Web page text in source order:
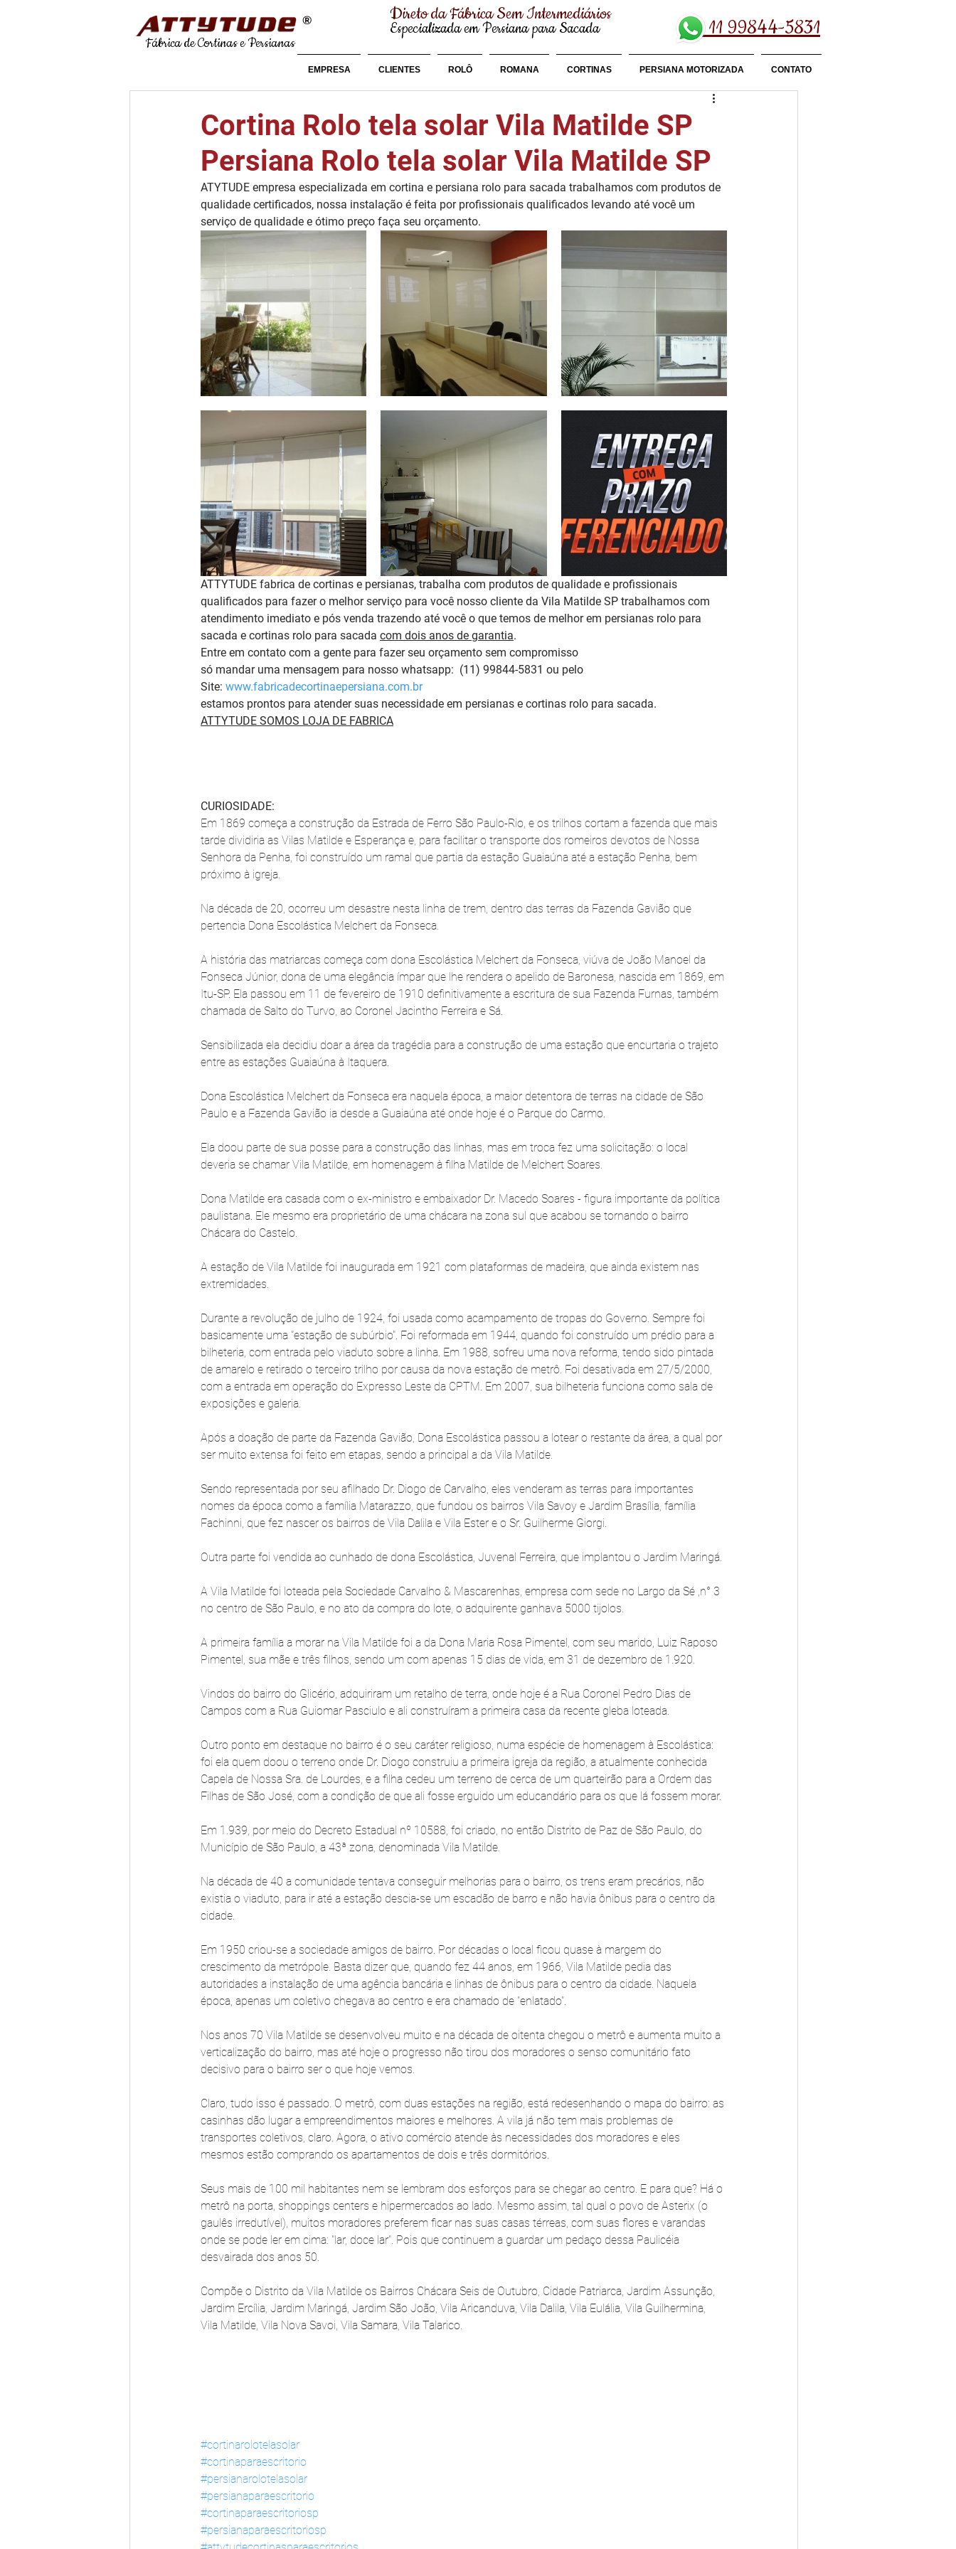
Fábrica de Cortinas e Persianas
® Direto da Fábrica Sem Intermediários
Especializada em Persiana para Sacada 11 99844-5831
EMPRESA CLIENTES ROLÔ ROMANA CORTINAS PERSIANA MOTORIZADA CONTATO
Cortina Rolo tela solar Vila Matilde SP
Persiana Rolo tela solar Vila Matilde SP
ATYTUDE empresa especializada em cortina e persiana rolo para sacada trabalhamos com produtos de
qualidade certificados, nossa instalação é feita por profissionais qualificados levando até você um
serviço de qualidade e ótimo preço faça seu orçamento.
ATTYTUDE fabrica de cortinas e persianas, trabalha com produtos de qualidade e profissionais
qualificados para fazer o melhor serviço para você nosso cliente da Vila Matilde SP trabalhamos com
atendimento imediato e pós venda trazendo até você o que temos de melhor em persianas rolo para
sacada e cortinas rolo para sacada com dois anos de garantia.
Entre em contato com a gente para fazer seu orçamento sem compromisso
só mandar uma mensagem para nosso whatsapp:  (11) 99844-5831 ou pelo
Site: www.fabricadecortinaepersiana.com.br
estamos prontos para atender suas necessidade em persianas e cortinas rolo para sacada.
ATTYTUDE SOMOS LOJA DE FABRICA
CURIOSIDADE:
Em 1869 começa a construção da Estrada de Ferro São Paulo-Rio, e os trilhos cortam a fazenda que mais
tarde dividiria as Vilas Matilde e Esperança e, para facilitar o transporte dos romeiros devotos de Nossa
Senhora da Penha, foi construído um ramal que partia da estação Guaiaúna até a estação Penha, bem
próximo à igreja.
Na década de 20, ocorreu um desastre nesta linha de trem, dentro das terras da Fazenda Gavião que
pertencia Dona Escolástica Melchert da Fonseca.
A história das matriarcas começa com dona Escolástica Melchert da Fonseca, viúva de João Manoel da
Fonseca Júnior, dona de uma elegância ímpar que lhe rendera o apelido de Baronesa, nascida em 1869, em
Itu-SP. Ela passou em 11 de fevereiro de 1910 definitivamente a escritura de sua Fazenda Furnas, também
chamada de Salto do Turvo, ao Coronel Jacintho Ferreira e Sá.
Sensibilizada ela decidiu doar a área da tragédia para a construção de uma estação que encurtaria o trajeto
entre as estações Guaiaúna à Itaquera.
Dona Escolástica Melchert da Fonseca era naquela época, a maior detentora de terras na cidade de São
Paulo e a Fazenda Gavião ia desde a Guaiaúna até onde hoje é o Parque do Carmo.
Ela doou parte de sua posse para a construção das linhas, mas em troca fez uma solicitação: o local
deveria se chamar Vila Matilde, em homenagem à filha Matilde de Melchert Soares.
Dona Matilde era casada com o ex-ministro e embaixador Dr. Macedo Soares - figura importante da política
paulistana. Ele mesmo era proprietário de uma chácara na zona sul que acabou se tornando o bairro
Chácara do Castelo.
A estação de Vila Matilde foi inaugurada em 1921 com plataformas de madeira, que ainda existem nas
extremidades.
Durante a revolução de julho de 1924, foi usada como acampamento de tropas do Governo. Sempre foi
basicamente uma "estação de subúrbio". Foi reformada em 1944, quando foi construído um prédio para a
bilheteria, com entrada pelo viaduto sobre a linha. Em 1988, sofreu uma nova reforma, tendo sido pintada
de amarelo e retirado o terceiro trilho por causa da nova estação de metrô. Foi desativada em 27/5/2000,
com a entrada em operação do Expresso Leste da CPTM. Em 2007, sua bilheteria funciona como sala de
exposições e galeria.
Após a doação de parte da Fazenda Gavião, Dona Escolástica passou a lotear o restante da área, a qual por
ser muito extensa foi feito em etapas, sendo a principal a da Vila Matilde.
Sendo representada por seu afilhado Dr. Diogo de Carvalho, eles venderam as terras para importantes
nomes da época como a família Matarazzo, que fundou os bairros Vila Savoy e Jardim Brasília, família
Fachinni, que fez nascer os bairros de Vila Dalila e Vila Ester e o Sr. Guilherme Giorgi.
Outra parte foi vendida ao cunhado de dona Escolástica, Juvenal Ferreira, que implantou o Jardim Maringá.
A Vila Matilde foi loteada pela Sociedade Carvalho & Mascarenhas, empresa com sede no Largo da Sé ,n° 3
no centro de São Paulo, e no ato da compra do lote, o adquirente ganhava 5000 tijolos.
A primeira família a morar na Vila Matilde foi a da Dona Maria Rosa Pimentel, com seu marido, Luiz Raposo
Pimentel, sua mãe e três filhos, sendo um com apenas 15 dias de vida, em 31 de dezembro de 1.920.
Vindos do bairro do Glicério, adquiriram um retalho de terra, onde hoje é a Rua Coronel Pedro Dias de
Campos com a Rua Guiomar Pasciulo e ali construíram a primeira casa da recente gleba loteada.
Outro ponto em destaque no bairro é o seu caráter religioso, numa espécie de homenagem à Escolástica:
foi ela quem doou o terreno onde Dr. Diogo construiu a primeira igreja da região, a atualmente conhecida
Capela de Nossa Sra. de Lourdes, e a filha cedeu um terreno de cerca de um quarteirão para a Ordem das
Filhas de São José, com a condição de que ali fosse erguido um educandário para os que lá fossem morar.
Em 1.939, por meio do Decreto Estadual nº 10588, foi criado, no então Distrito de Paz de São Paulo, do
Município de São Paulo, a 43ª zona, denominada Vila Matilde.
Na década de 40 a comunidade tentava conseguir melhorias para o bairro, os trens eram precários, não
existia o viaduto, para ir até a estação descia-se um escadão de barro e não havia ônibus para o centro da
cidade.
Em 1950 criou-se a sociedade amigos de bairro. Por décadas o local ficou quase à margem do
crescimento da metrópole. Basta dizer que, quando fez 44 anos, em 1966, Vila Matilde pedia das
autoridades a instalação de uma agência bancária e linhas de ônibus para o centro da cidade. Naquela
época, apenas um coletivo chegava ao centro e era chamado de "enlatado".
Nos anos 70 Vila Matilde se desenvolveu muito e na década de oitenta chegou o metrô e aumenta muito a
verticalização do bairro, mas até hoje o progresso não tirou dos moradores o senso comunitário fato
decisivo para o bairro ser o que hoje vemos.
Claro, tudo isso é passado. O metrô, com duas estações na região, está redesenhando o mapa do bairro: as
casinhas dão lugar a empreendimentos maiores e melhores. A vila já não tem mais problemas de
transportes coletivos, claro. Agora, o ativo comércio atende às necessidades dos moradores e eles
mesmos estão comprando os apartamentos de dois e três dormitórios.
Seus mais de 100 mil habitantes nem se lembram dos esforços para se chegar ao centro. E para que? Há o
metrô na porta, shoppings centers e hipermercados ao lado. Mesmo assim, tal qual o povo de Asterix (o
gaulês irredutível), muitos moradores preferem ficar nas suas casas térreas, com suas flores e varandas
onde se pode ler em cima: "lar, doce lar". Pois que continuem a guardar um pedaço dessa Paulicéia
desvairada dos anos 50.
Compõe o Distrito da Vila Matilde os Bairros Chácara Seis de Outubro, Cidade Patriarca, Jardim Assunção,
Jardim Ercília, Jardim Maringá, Jardim São João, Vila Aricanduva, Vila Dalila, Vila Eulália, Vila Guilhermina,
Vila Matilde, Vila Nova Savoi, Vila Samara, Vila Talarico.
#cortinarolotelasolar
#cortinaparaescritorio
#persianarolotelasolar
#persianaparaescritorio
#cortinaparaescritoriosp
#persianaparaescritoriosp